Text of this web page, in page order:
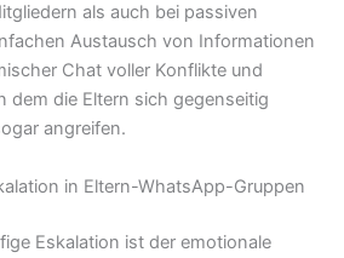
als auch bei passiven
Austausch von Informationen
Chat voller Konflikte und
dem die Eltern sich gegenseitig
angreifen.
in Eltern-WhatsApp-Gruppen
Eskalation ist der emotionale